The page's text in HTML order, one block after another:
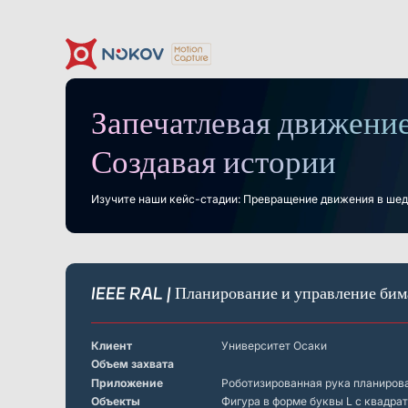
Дроны, рои &
Гуманоидная роботехника
Экономически эффективное, низкая задержка,
высокоточное отслеживание VR
Камеры
Серия Mars Подводные камеры
Серия Mars Hybrid
Робототехника
Crazyflie & Crazyswarm
Платформа обучения роботов ShadowEngine
Motion Capture?
Запечатлевая
Создавая истории
Изучите наши кейс-стадии: Превращение движения в
IEEE RAL | Планирование и управление
Клиент
Университет Осаки
Объем захвата
Приложение
Роботизированная рука
Объекты
Фигура в форме буквы L с